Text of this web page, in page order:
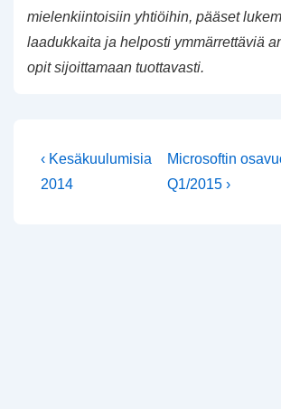
mielenkiintoisiin yhtiöihin, pääset
laadukkaita ja helposti ymmärrettäviä
opit sijoittamaan tuottavasti.
Artikkelien
selaus
Edellinen
‹ Kesäkuulumisia
2014
Seuraava
artikkeli
Microsoftin
Q1/2015 ›